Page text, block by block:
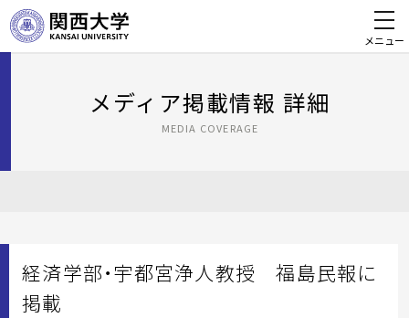
メニュー
メディア掲載情報 詳細
MEDIA COVERAGE
経済学部・宇都宮浄人教授 福島民報に
掲載